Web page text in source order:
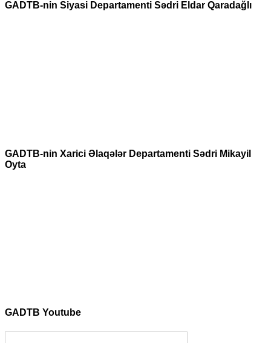
GADTB-nin Siyasi Departamenti Sədri Eldar Qaradağlı
GADTB-nin Xarici Əlaqələr Departamenti Sədri Mikayil
Oyta
GADTB Youtube